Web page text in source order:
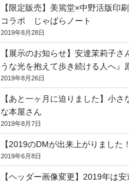
【限定販売】美篶堂×中野活版印
コラボ じゃばらノート
2019年8月28日
【展示のお知らせ】安達茉莉子さ
うな光を抱えて歩き続ける人へ』
2019年8月26日
【あと一ヶ月に迫りました】小さ
な本屋さん
2019年8月7日
【2019のDMが出来上がりました！
2019年6月8日
【ヘッダー画像変更】2019年は